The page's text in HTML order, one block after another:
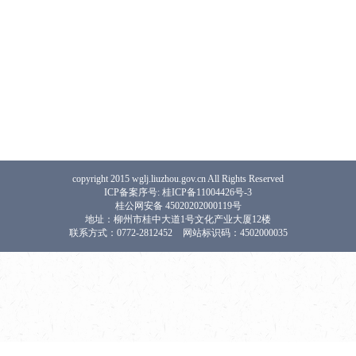
copyright 2015 wglj.liuzhou.gov.cn All Rights Reserved
ICP备案序号: 桂ICP备11004426号-3
桂公网安备 45020202000119号
地址：柳州市桂中大道1号文化产业大厦12楼
联系方式：0772-2812452
网站标识码：4502000035